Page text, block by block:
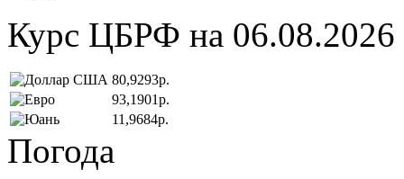
Курс ЦБРФ на 06.08.2026
80,9293р.
93,1901р.
11,9684р.
Погода